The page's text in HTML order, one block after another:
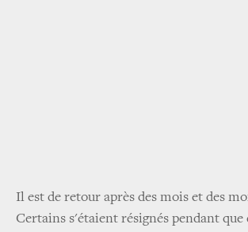
Il est de retour après des mois et des
Certains s'étaient résignés pendant que